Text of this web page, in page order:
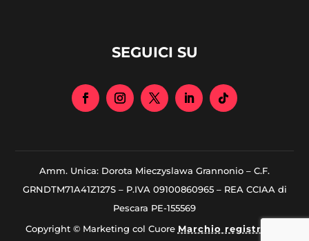
SEGUICI SU
Amm. Unica: Dorota Mieczyslawa Grannonio – C.F.
GRNDTM71A41Z127S – P.IVA 09100860965 – REA CCIAA di
Pescara PE-155569
Copyright © Marketing col Cuore Marchio registrato